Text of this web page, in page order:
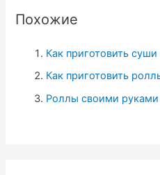
:Похожие
Как приготовить суши
Как приготовить
Роллы своими руками